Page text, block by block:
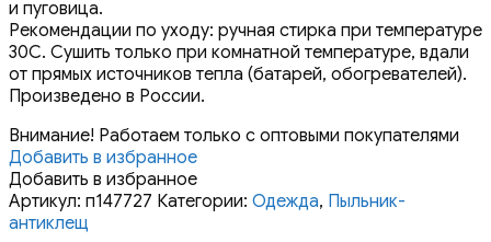
и пуговица.
Рекомендации по уходу: ручная стирка при температуре
30С. Сушить только при комнатной температуре, вдали
от прямых источников тепла (батарей, обогревателей).
Произведено в России.
Внимание! Работаем только с оптовыми покупателями
Добавить в избранное
Добавить в избранное
Артикул: п147727 Категории: Одежда, Пыльник-
антиклещ